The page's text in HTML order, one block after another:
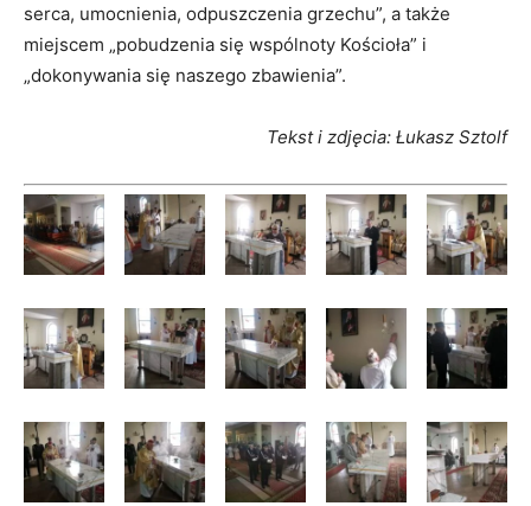
serca, umocnienia, odpuszczenia grzechu”, a także
miejscem „pobudzenia się wspólnoty Kościoła” i
„dokonywania się naszego zbawienia”.
Tekst i zdjęcia: Łukasz Sztolf